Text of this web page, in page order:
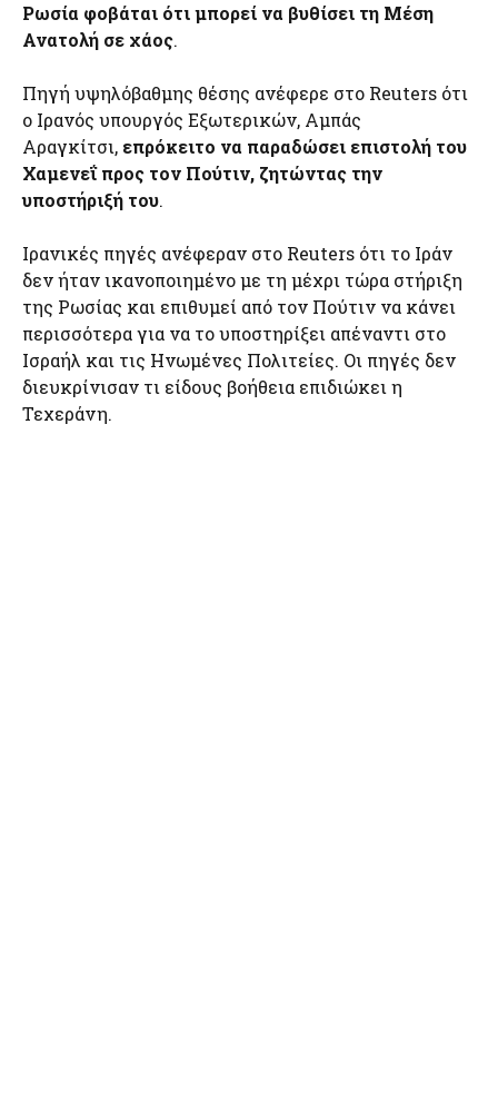
Ρωσία φοβάται ότι μπορεί να βυθίσει τη Μέση
Ανατολή σε χάος.
Πηγή υψηλόβαθμης θέσης ανέφερε στο Reuters ότι
ο Ιρανός υπουργός Εξωτερικών, Αμπάς
Αραγκίτσι, επρόκειτο να παραδώσει επιστολή του
Χαμενεΐ προς τον Πούτιν, ζητώντας την
υποστήριξή του.
Ιρανικές πηγές ανέφεραν στο Reuters ότι το Ιράν
δεν ήταν ικανοποιημένο με τη μέχρι τώρα στήριξη
της Ρωσίας και επιθυμεί από τον Πούτιν να κάνει
περισσότερα για να το υποστηρίξει απέναντι στο
Ισραήλ και τις Ηνωμένες Πολιτείες. Οι πηγές δεν
διευκρίνισαν τι είδους βοήθεια επιδιώκει η
Τεχεράνη.